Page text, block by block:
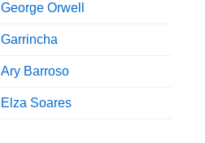
George Orwell
Garrincha
Ary Barroso
Elza Soares